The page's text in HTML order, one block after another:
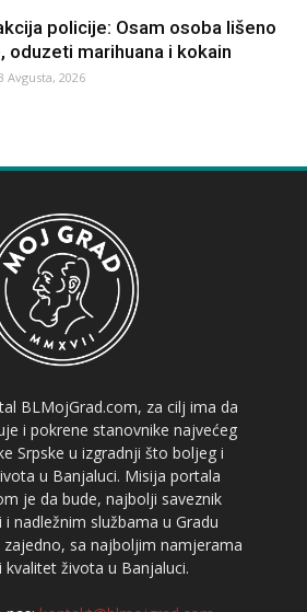
policije: Osam osoba lišeno
oduzeti marihuana i kokain
Avgusta, 2026
BLMojGrad.com, za cilj ima da
i pokrene stanovnike najvećeg
Srpske u izgradnji što boljeg i
u Banjaluci. Misija portala
je da bude, najbolji saveznik
i nadležnim službama u Gradu
zajedno, sa najboljim namjerama
kvalitet života u Banjaluci.